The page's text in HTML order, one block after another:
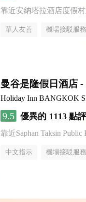
靠近安納塔拉酒店度假
華人友善 機場接駁服務
曼谷是隆假日酒店
Holiday Inn BANGKOK
9.5 優異的 1113 點評
靠近Saphan Taksin Public
中文指示 機場接駁服務